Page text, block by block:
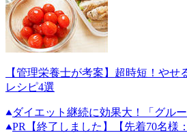
【管理栄養士が考案】超時短！やせ
レシピ4選
ダイエット継続に効果大！「グル
PR
【終了しました】【先着70名様